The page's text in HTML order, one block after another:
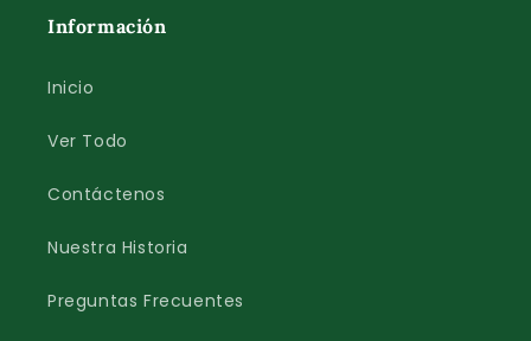
Información
Inicio
Ver Todo
Contáctenos
Nuestra Historia
Preguntas Frecuentes